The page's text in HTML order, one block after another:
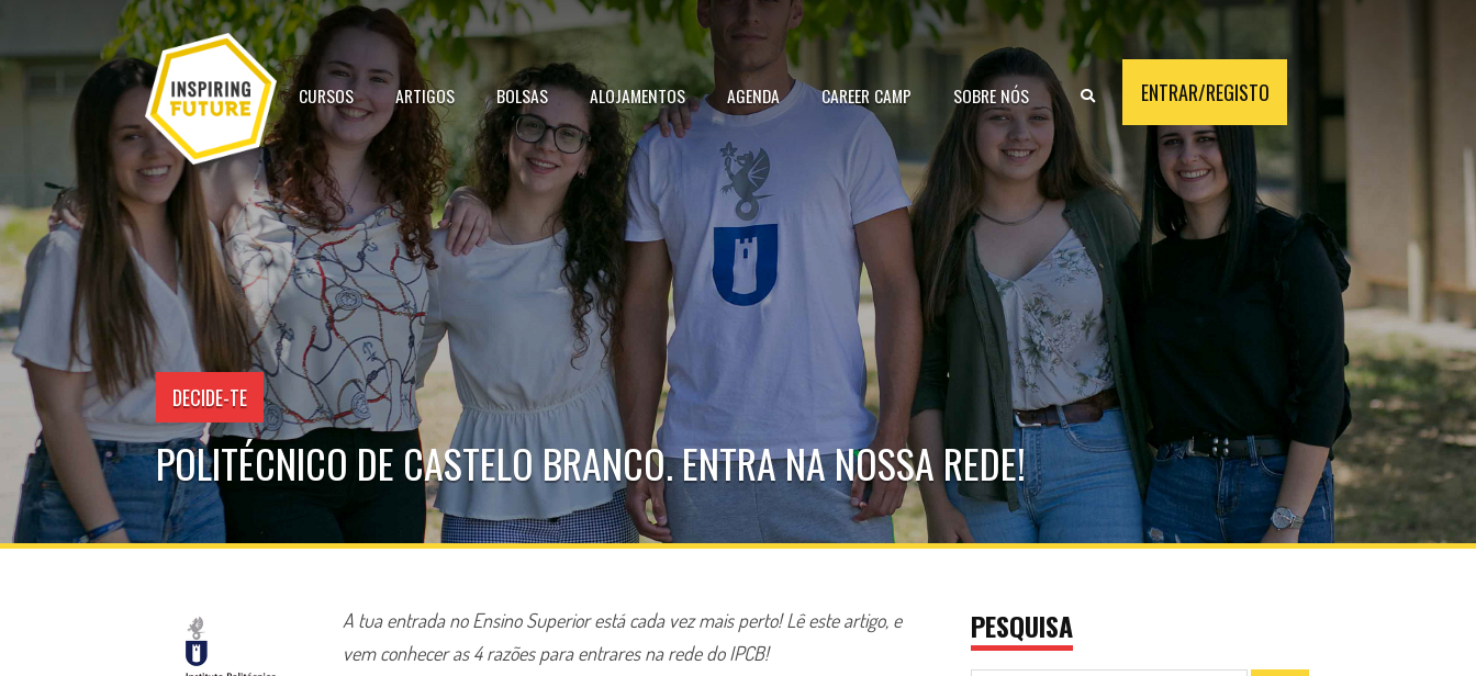
CURSOS ARTIGOS BOLSAS ALOJAMENTOS AGENDA CAREER CAMP SOBRE NÓS ENTRAR/REGISTO
DECIDE-TE
POLITÉCNICO DE CASTELO BRANCO. ENTRA NA NOSSA REDE!
A tua entrada no Ensino Superior está cada vez mais perto! Lê este artigo, e
vem conhecer as 4 razões para entrares na rede do IPCB!
PESQUISA